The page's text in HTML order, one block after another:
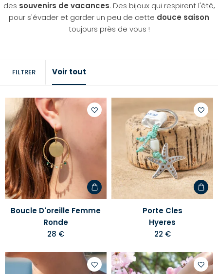
des souvenirs de vacances. Des bijoux qui respirent l'été,
pour s'évader et garder un peu de cette douce saison
toujours près de vous !
FILTRER Voir tout
Ajouter
votre
Boucle D'oreille Femme
Ronde
28 €
à
votre
liste
Porte Cles
Hyeres
22 €